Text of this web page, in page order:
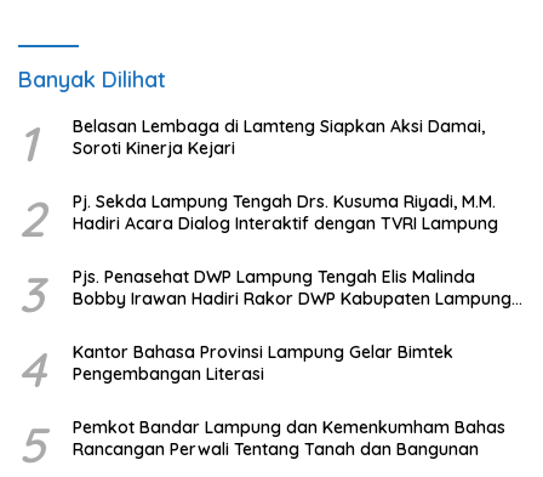
Banyak Dilihat
1
Belasan Lembaga di Lamteng Siapkan Aksi Damai,
Soroti Kinerja Kejari
2
Pj. Sekda Lampung Tengah Drs. Kusuma Riyadi, M.M.
Hadiri Acara Dialog Interaktif dengan TVRI Lampung
3
Pjs. Penasehat DWP Lampung Tengah Elis Malinda
Bobby Irawan Hadiri Rakor DWP Kabupaten Lampung
4
Kantor Bahasa Provinsi Lampung Gelar Bimtek
Pengembangan Literasi
5
Pemkot Bandar Lampung dan Kemenkumham Bahas
Rancangan Perwali Tentang Tanah dan Bangunan